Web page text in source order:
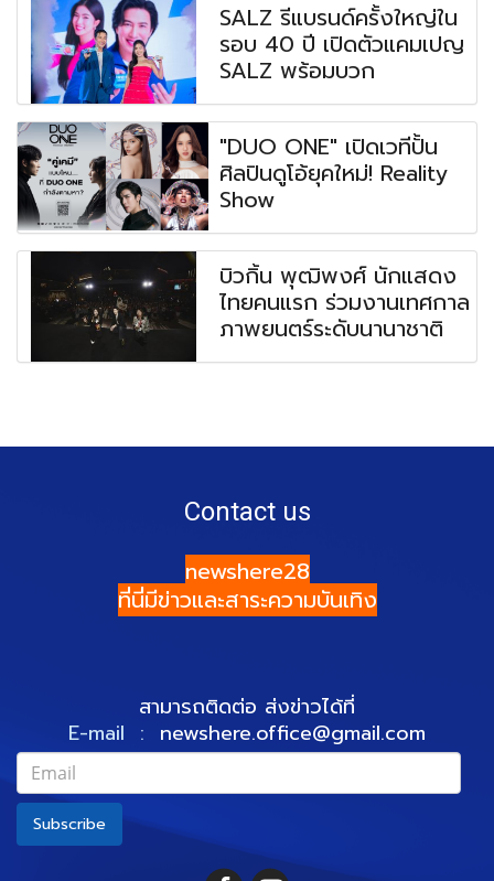
SALZ รีแบรนด์ครั้งใหญ่ใน
รอบ 40 ปี เปิดตัวแคมเปญ
SALZ พร้อมบวก
"DUO ONE" เปิดเวทีปั้น
ศิลปินดูโอ้ยุคใหม่! Reality
Show
บิวกิ้น พุฒิพงศ์ นักแสดง
ไทยคนแรก ร่วมงานเทศกาล
ภาพยนตร์ระดับนานาชาติ
Contact us
newshere28
ที่นี่มีข่าวและสาระความบันเทิง
สามารถติดต่อ ส่งข่าวได้ที่
E-mail : newshere.office@gmail.com
Subscribe